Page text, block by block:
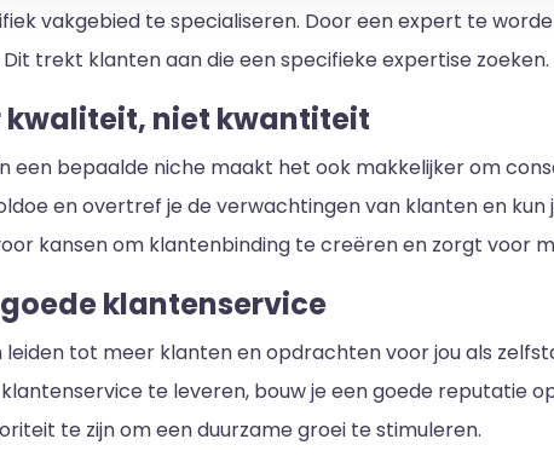
vakgebied te specialiseren. Door een expert te
trekt klanten aan die een specifieke expertise zoeken.
kwaliteit, niet kwantiteit
een bepaalde niche maakt het ook makkelijker om
en overtref je de verwachtingen van klanten en
kansen om klantenbinding te creëren en zorgt voor
goede klantenservice
tot meer klanten en opdrachten voor jou als
te leveren, bouw je een goede reputatie
te zijn om een duurzame groei te stimuleren.